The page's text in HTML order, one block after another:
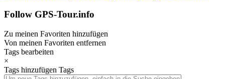
Follow GPS-Tour.info
Zu meinen Favoriten hinzufügen
Von meinen Favoriten entfernen
Tags bearbeiten
×
Tags hinzufügen Tags